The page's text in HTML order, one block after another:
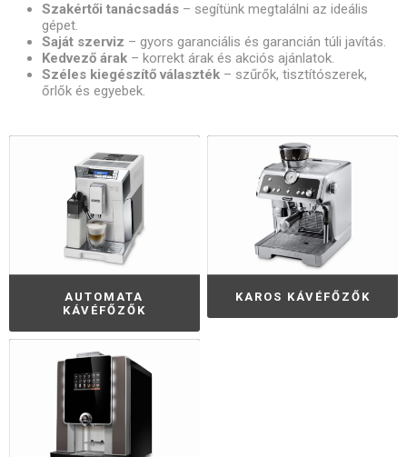
Szakértői tanácsadás – segítünk megtalálni az ideális
gépet.
Saját szerviz – gyors garanciális és garancián túli javítás.
Kedvező árak – korrekt árak és akciós ajánlatok.
Széles kiegészítő választék – szűrők, tisztítószerek,
őrlők és egyebek.
AUTOMATA
KÁVÉFŐZŐK
KAROS KÁVÉFŐZŐK